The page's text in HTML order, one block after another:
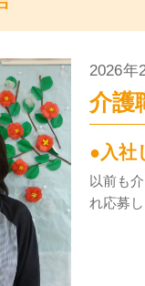
2026年
介護
●入社
以前も
れ応募し